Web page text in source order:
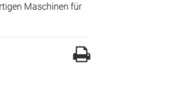
Maschinen für